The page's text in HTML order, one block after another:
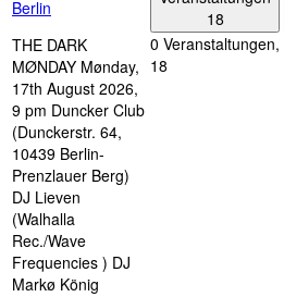
Berlin
THE DARK
MØNDAY Mønday,
17th August 2026,
9 pm Duncker Club
(Dunckerstr. 64,
10439 Berlin-
Prenzlauer Berg)
DJ Lieven
(Walhalla
Rec./Wave
Frequencies ) DJ
Markø König
18
0 Veranstaltungen,
18